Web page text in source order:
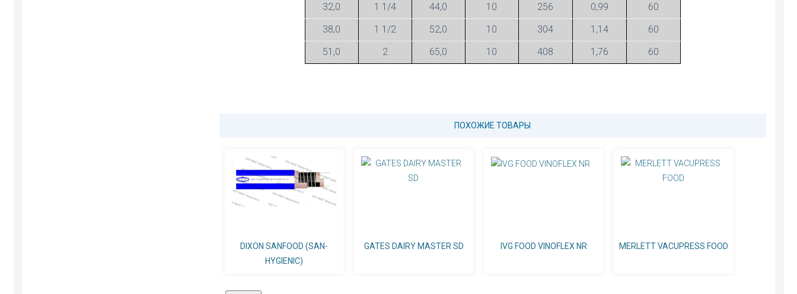
32,0
1 1/4 44,0 10 256 0,99
60
38,0
1 1/2 52,0 10 304 1,14
60
51,0
2 65,0 10 408 1,76 60
ПОХОЖИЕ ТОВАРЫ
DIXON SANFOOD (SAN-
HYGIENIC)
GATES DAIRY MASTER SD IVG FOOD VINOFLEX NR MERLETT VACUPRESS FOOD